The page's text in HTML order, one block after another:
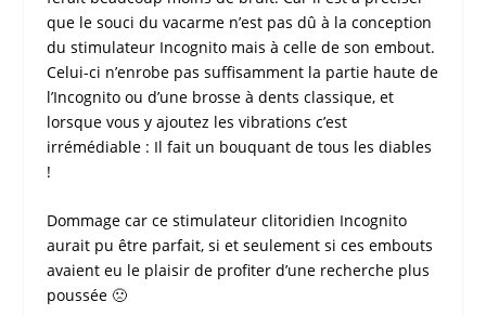
que le souci du vacarme n’est pas dû à la conception
du stimulateur Incognitomais à celle de son embout.
Celui-ci n’enrobe pas suffisamment la partie haute de
l’Incognito ou d’une brosse à dents classique, et
lorsque vous y ajoutez les vibrations c’est
irrémédiable : Il fait un bouquant de tous les diables
!
Dommage car ce stimulateur clitoridien Incognito
aurait pu être parfait, si et seulement si ces embouts
avaient eu le plaisir de profiter d’une recherche plus
poussée 🙁